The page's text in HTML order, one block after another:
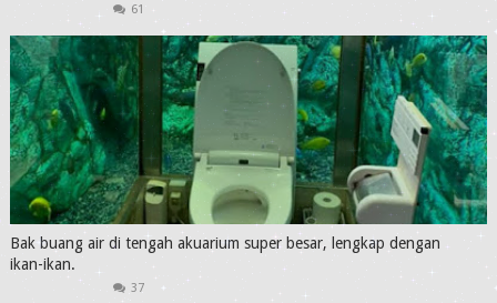
61
Bak buang air di tengah akuarium super besar, lengkap dengan
ikan-ikan.
37